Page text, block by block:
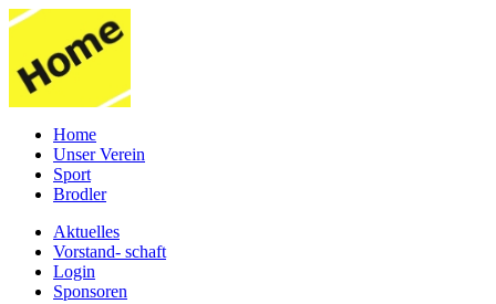
Home
Unser Verein
Sport
Brodler
Aktuelles
Vorstand- schaft
Login
Sponsoren